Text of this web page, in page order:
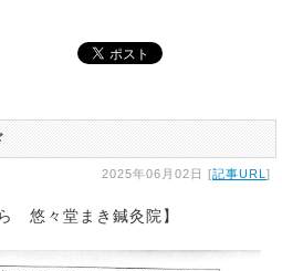
2025年06月02日 [記事URL ]
悠々堂まき鍼灸院】